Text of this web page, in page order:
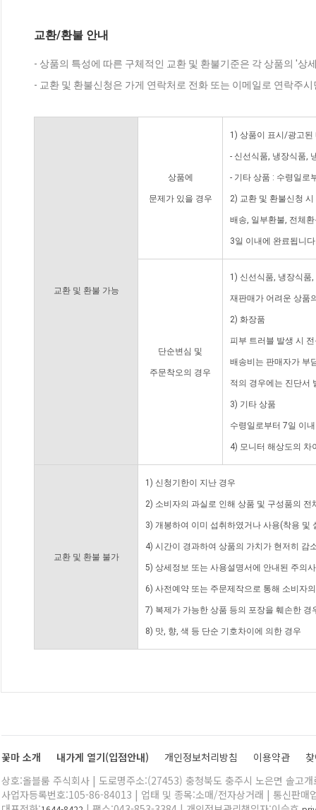
교환/환불 안내
- 상품의 특성에 따른 구체적인 교환 및 환불기준은 각 상품의 '상
- 교환 및 환불신청은 가게 연락처로 전화 또는 이메일로 연락주
교환 및 환불 가능
상품에
문제가 있을 경우
1) 상품이 표시/광고된
- 신선식품, 냉장식품,
- 기타 상품 : 수령일로
2) 교환 및 환불신청
배송, 일부환불, 전체
3일 이내에 완료됩니
단순변심 및
주문착오의 경우
1) 신선식품, 냉장식품
재판매가 어려운 상품
2) 화장품
피부 트러블 발생 시
배송비는 판매자가 부
적의 경우에는 진단서
3) 기타 상품
수령일로부터 7일 이
4) 모니터 해상도의 차
교환 및 환불 불가
1) 신청기한이 지난 경우
2) 소비자의 과실로 인해 상품 및 구성품의
3) 개봉하여 이미 섭취하였거나 사용(착용 및
4) 시간이 경과하여 상품의 가치가 현저히 감
5) 상세정보 또는 사용설명서에 안내된 주의
6) 사전예약 또는 주문제작으로 통해 소비자
7) 복제가 가능한 상품 등의 포장을 훼손한 경
8) 맛, 향, 색 등 단순 기호차이에 의한 경우
꽃마 소개 내가게 열기(입점안내) 개인정보처리방침 이용약관
상호:올블룸 주식회사 | 도로명주소:(27453) 충청북도 충주시 노은면 솔고
사업자등록번호:105-86-84013 | 업태 및 종목:소매/전자상거래 | 통신판매